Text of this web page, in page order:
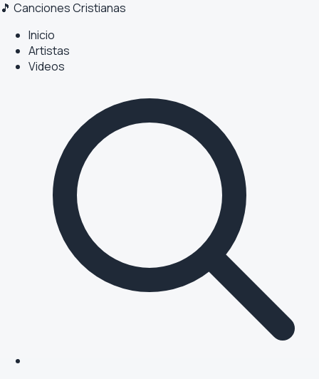
🎵 Canciones Cristianas
Inicio
Artistas
Videos